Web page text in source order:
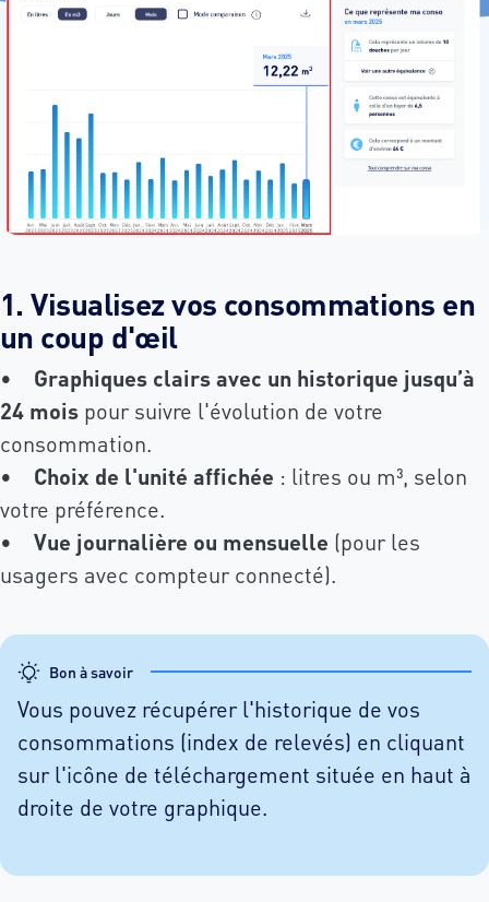
1. Visualisez vos consommations en
un coup d'œil
•
Graphiques clairs avec un historique jusqu’à
24 mois pour suivre l'évolution de votre
consommation.
•
Choix de l'unité affichée : litres ou m³, selon
votre préférence.
•
Vue journalière ou mensuelle (pour les
usagers avec compteur connecté).
Bon à savoir
Vous pouvez récupérer l'historique de vos
consommations (index de relevés) en cliquant
sur l'icône de téléchargement située en haut à
droite de votre graphique.